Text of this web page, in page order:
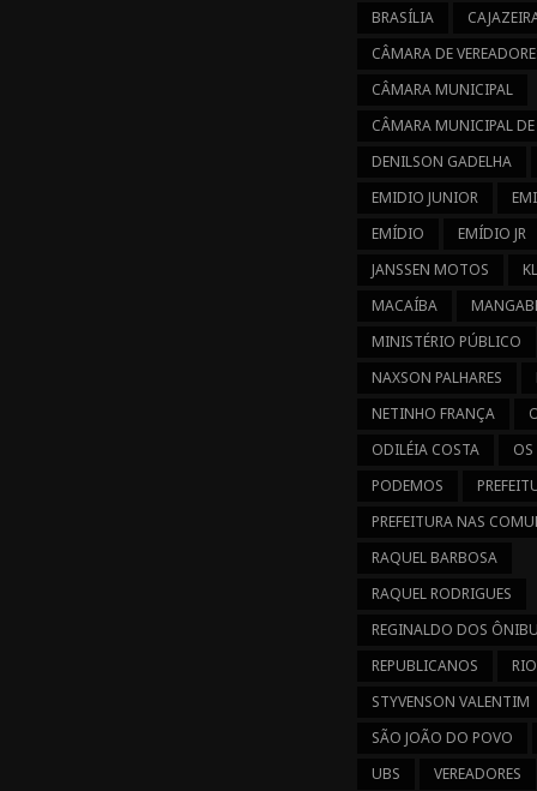
BRASÍLIA
CÂMARA DE
CÂMARA MUNICIPAL
CÂMARA MUNICIPAL
DENILSON GADELHA
EMIDIO JUNIOR
EMÍDIO
EMÍDIO JR
JANSSEN MOTOS
MACAÍBA
MINISTÉRIO PÚBLICO
NAXSON PALHARES
NETINHO FRANÇA
ODILÉIA COSTA
PODEMOS
PREFEITURA NAS
RAQUEL BARBOSA
RAQUEL RODRIGUES
REGINALDO DOS
REPUBLICANOS
STYVENSON VALENTIM
SÃO JOÃO DO POVO
UBS
VEREADORES